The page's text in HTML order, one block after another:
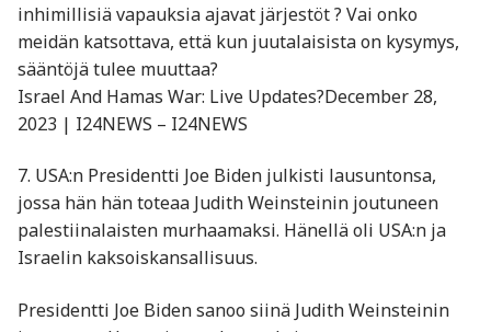
inhimillisiä vapauksia ajavat järjestöt ? Vai onko
meidän katsottava, että kun juutalaisista on kysymys,
sääntöjä tulee muuttaa?
Israel And Hamas War: Live Updates?December 28,
2023 | I24NEWS – I24NEWS
7. USA:n Presidentti Joe Biden julkisti lausuntonsa,
jossa hän hän toteaa Judith Weinsteinin joutuneen
palestiinalaisten murhaamaksi. Hänellä oli USA:n ja
Israelin kaksoiskansallisuus.
Presidentti Joe Biden sanoo siinä Judith Weinsteinin